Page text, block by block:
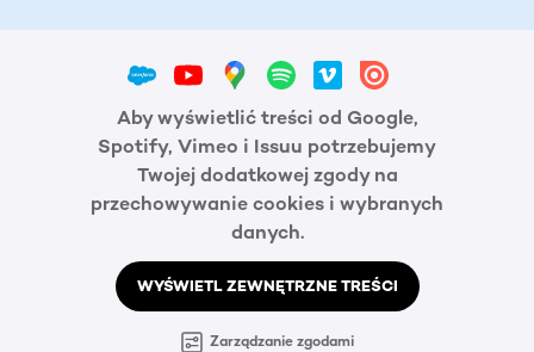
Aby wyświetlić treści od Google,
Spotify, Vimeo i Issuu potrzebujemy
Twojej dodatkowej zgody na
przechowywanie cookies i wybranych
danych.
WYŚWIETL ZEWNĘTRZNE TREŚCI
Zarządzanie zgodami